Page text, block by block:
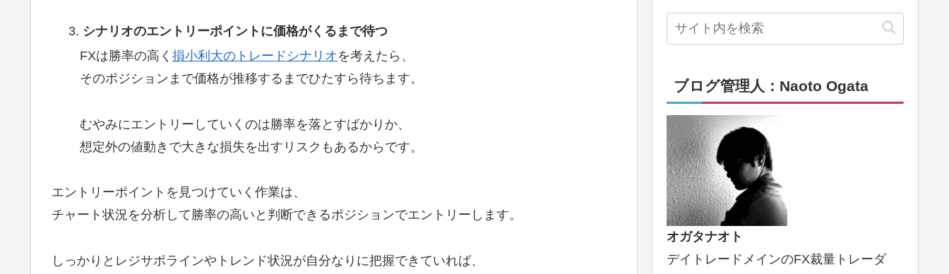
シナリオのエントリーポイントに価格がくるまで待つ
FXは勝率の高く 損小利大のトレードシナリオ を考えたら、
そのポジションまで価格が推移するまでひたすら待ちます。
むやみにエントリーしていくのは勝率を落とすばかりか、
想定外の値動きで大きな損失を出すリスクもあるからです。
エントリーポイントを見つけていく作業は、
チャート状況を分析して勝率の高いと判断できるポジションでエントリーします。
しっかりとレジサポラインやトレンド状況が自分なりに把握できていれば、
ブログ管理人：Naoto Ogata
オガタナオト
デイトレードメインのFX裁量トレーダ